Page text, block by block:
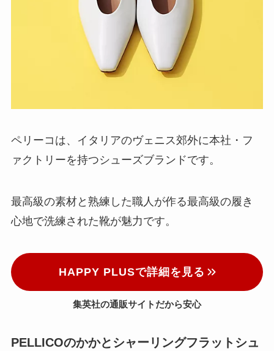
ペリーコは、イタリアのヴェニス郊外に本社・フ
ァクトリーを持つシューズブランドです。
最高級の素材と熟練した職人が作る最高級の履き
心地で洗練された靴が魅力です。
HAPPY PLUSで詳細を見る
集英社の通販サイトだから安心
PELLICOのかかとシャーリングフラットシュ